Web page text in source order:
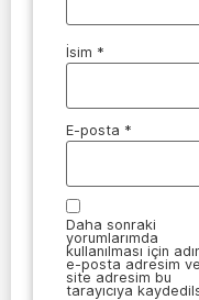
İsim *
E-posta *
Daha sonraki
yorumlarımda
kullanılması için
e-posta adresim ve
site adresim bu
tarayıcıya